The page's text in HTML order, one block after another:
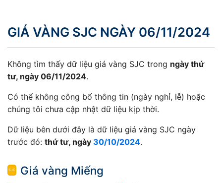
GIÁ VÀNG SJC NGÀY 06/11/2024
Không tìm thấy dữ liệu giá vàng SJC trong ngày thứ
tư, ngày 06/11/2024.
Có thể không công bố thông tin (ngày nghỉ, lễ) hoặc
chúng tôi chưa cập nhật dữ liệu kịp thời.
Dữ liệu bên dưới đây là dữ liệu giá vàng SJC ngày
trước đó: thứ tư, ngày 30/10/2024.
Giá vàng Miếng